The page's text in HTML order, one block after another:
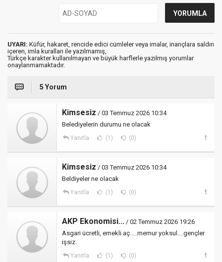
UYARI: Küfür, hakaret, rencide edici cümleler veya imalar, inançlara saldırı
içeren, imla kuralları ile yazılmamış,
Türkçe karakter kullanılmayan ve büyük harflerle yazılmış yorumlar
onaylanmamaktadır.
5 Yorum
Kimsesiz / 03 Temmuz 2026 10:34
Belediyelerin durumu ne olacak
Yanıtla (1) (0)
Kimsesiz / 03 Temmuz 2026 10:34
Beldiyeler ne olacak
Yanıtla (1) (0)
AKP Ekonomisi... / 02 Temmuz 2026 19:26
Asgari ücretli, emekli aç.....memur yoksul....gençler
işsiz.
Yanıtla (1) (0)